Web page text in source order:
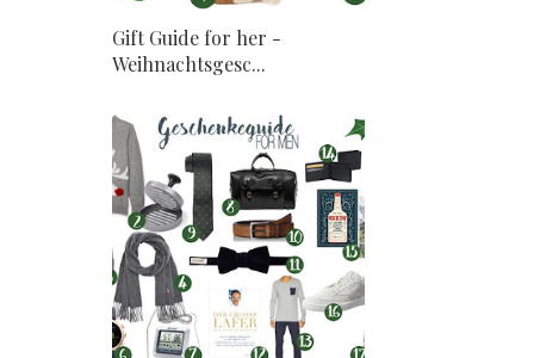
Gift Guide for her -
Weihnachtsgesc...